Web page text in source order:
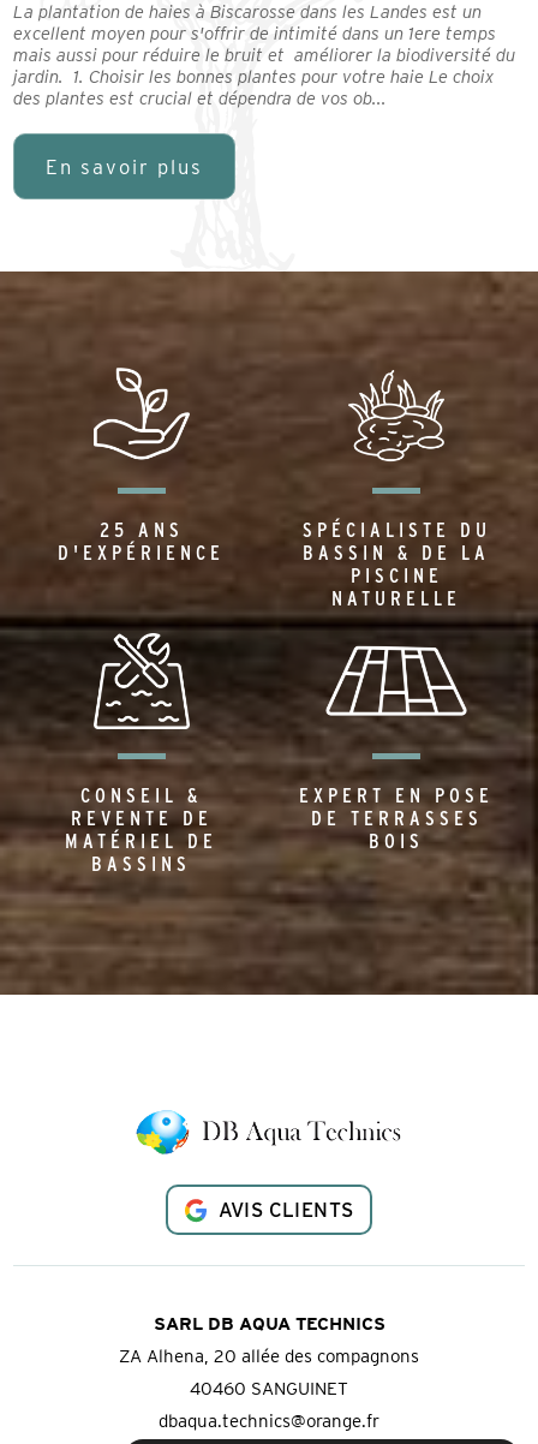
La plantation de haies à Biscarosse dans les Landes est un
excellent moyen pour s'offrir de intimité dans un 1ere temps
mais aussi pour réduire le bruit et améliorer la biodiversité du
jardin. 1. Choisir les bonnes plantes pour votre haie Le choix
des plantes est crucial et dépendra de vos ob...
En savoir plus
25 ANS
D'EXPÉRIENCE
SPÉCIALISTE DU
BASSIN & DE LA
PISCINE
NATURELLE
CONSEIL &
REVENTE DE
MATÉRIEL DE
BASSINS
EXPERT EN POSE
DE TERRASSES
BOIS
AVIS CLIENTS
SARL DB AQUA TECHNICS
ZA Alhena, 20 allée des compagnons
40460 SANGUINET
dbaqua.technics@orange.fr